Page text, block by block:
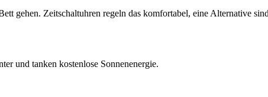
gehen. Zeitschaltuhren regeln das komfortabel, eine Alternative
und tanken kostenlose Sonnenenergie.